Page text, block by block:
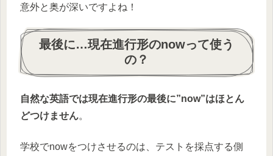
意外と奥が深いですよね！
最後に…現在進行形のnowって使う
の？
自然な英語では現在進行形の最後に”now”はほとん
どつけません。
学校でnowをつけさせるのは、テストを採点する側